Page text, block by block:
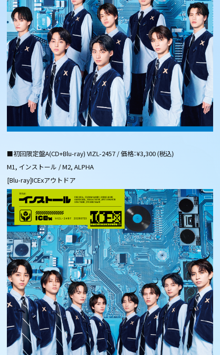
■初回限定盤A(CD+Blu-ray) VIZL-2457 / 価格：¥3,300 (税込)
M1, インストール / M2, ALPHA
[Blu-ray]ICExアウトドア